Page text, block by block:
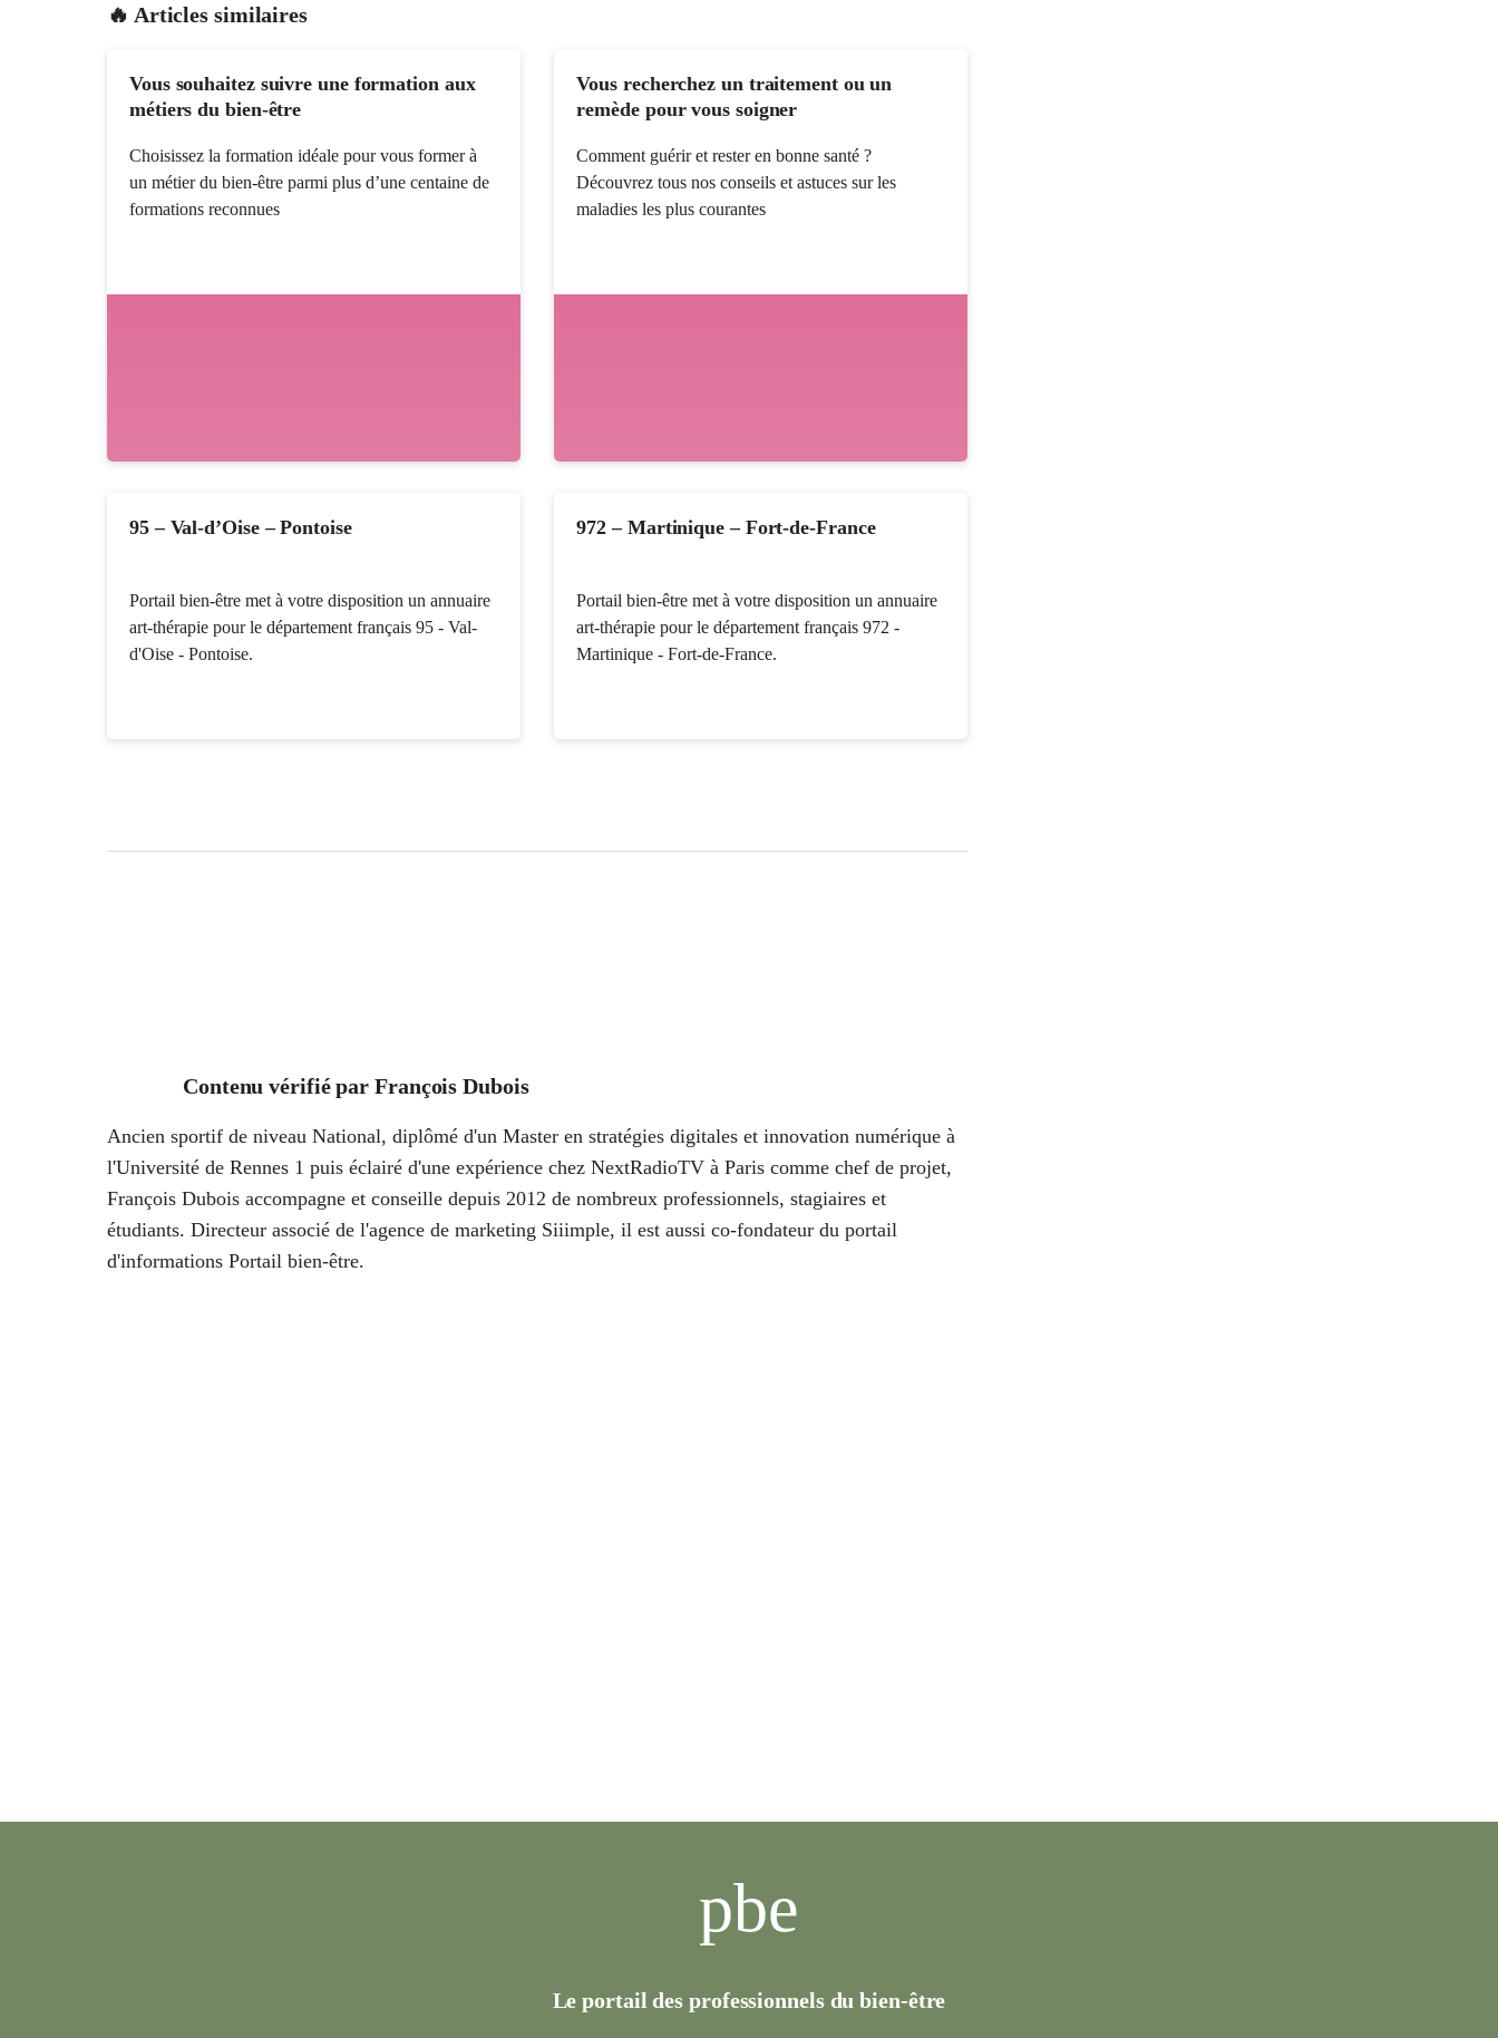
🔥 Articles similaires
Vous souhaitez suivre une formation aux
métiers du bien-être
Choisissez la formation idéale pour vous former à
un métier du bien-être parmi plus d’une centaine de
formations reconnues
Vous recherchez un traitement ou un
remède pour vous soigner
Comment guérir et rester en bonne santé ?
Découvrez tous nos conseils et astuces sur les
maladies les plus courantes
95 – Val-d’Oise – Pontoise
Portail bien-être met à votre disposition un annuaire
art-thérapie pour le département français 95 - Val-
d'Oise - Pontoise.
972 – Martinique – Fort-de-France
Portail bien-être met à votre disposition un annuaire
art-thérapie pour le département français 972 -
Martinique - Fort-de-France.
Contenu vérifié par François Dubois
Ancien sportif de niveau National, diplômé d'un Master en stratégies digitales et innovation numérique à
l'Université de Rennes 1 puis éclairé d'une expérience chez NextRadioTV à Paris comme chef de projet,
François Dubois accompagne et conseille depuis 2012 de nombreux professionnels, stagiaires et
étudiants. Directeur associé de l'agence de marketing Siiimple, il est aussi co-fondateur du portail
d'informations Portail bien-être.
pbe
Le portail des professionnels du bien-être